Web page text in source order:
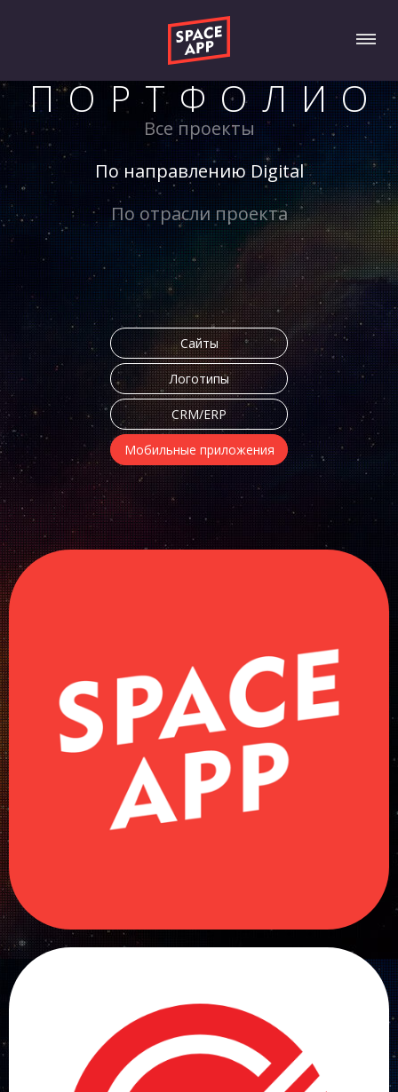
ПОРТФОЛИО
Все проекты
По направлению Digital
По отрасли проекта
Сайты
Логотипы
CRM/ERP
Мобильные приложения